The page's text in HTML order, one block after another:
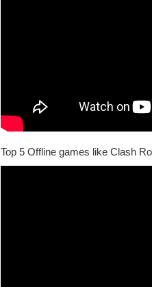
Top 5 Offline games like Clash